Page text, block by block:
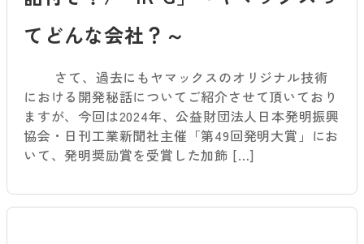
てどんな会社？～
さて、過去にもヤマックスのオリジナル技術
における開発秘話についてご紹介させて頂いており
ますが、今回は2024年、公益財団法人日本発明振興
協会・日刊工業新聞社主催「第49回発明大賞」にお
いて、発明奨励賞を受賞した加飾 […]